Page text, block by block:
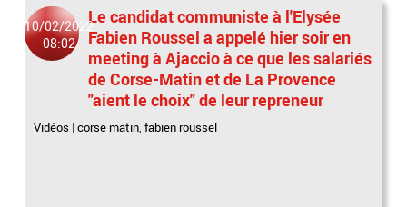
10/02/2022
08:02
Le candidat communiste à l'Elysée
Fabien Roussel a appelé hier soir en
meeting à Ajaccio à ce que les salariés
de Corse-Matin et de La Provence
"aient le choix" de leur repreneur
Vidéos |corse matin,fabien roussel